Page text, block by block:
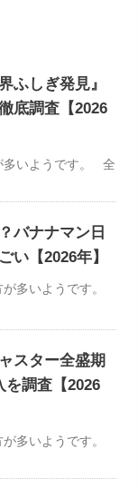
ふしぎ発見』
底調査【2026
多いようです。 全
バナナマン日
い【2026年】
多いようです。
スター全盛期
を調査【2026
多いようです。